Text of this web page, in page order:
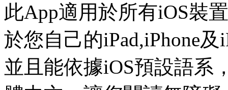
此App適用於所有iOS裝
於您自己的iPad,iPhone
並且能依據iOS預設語系